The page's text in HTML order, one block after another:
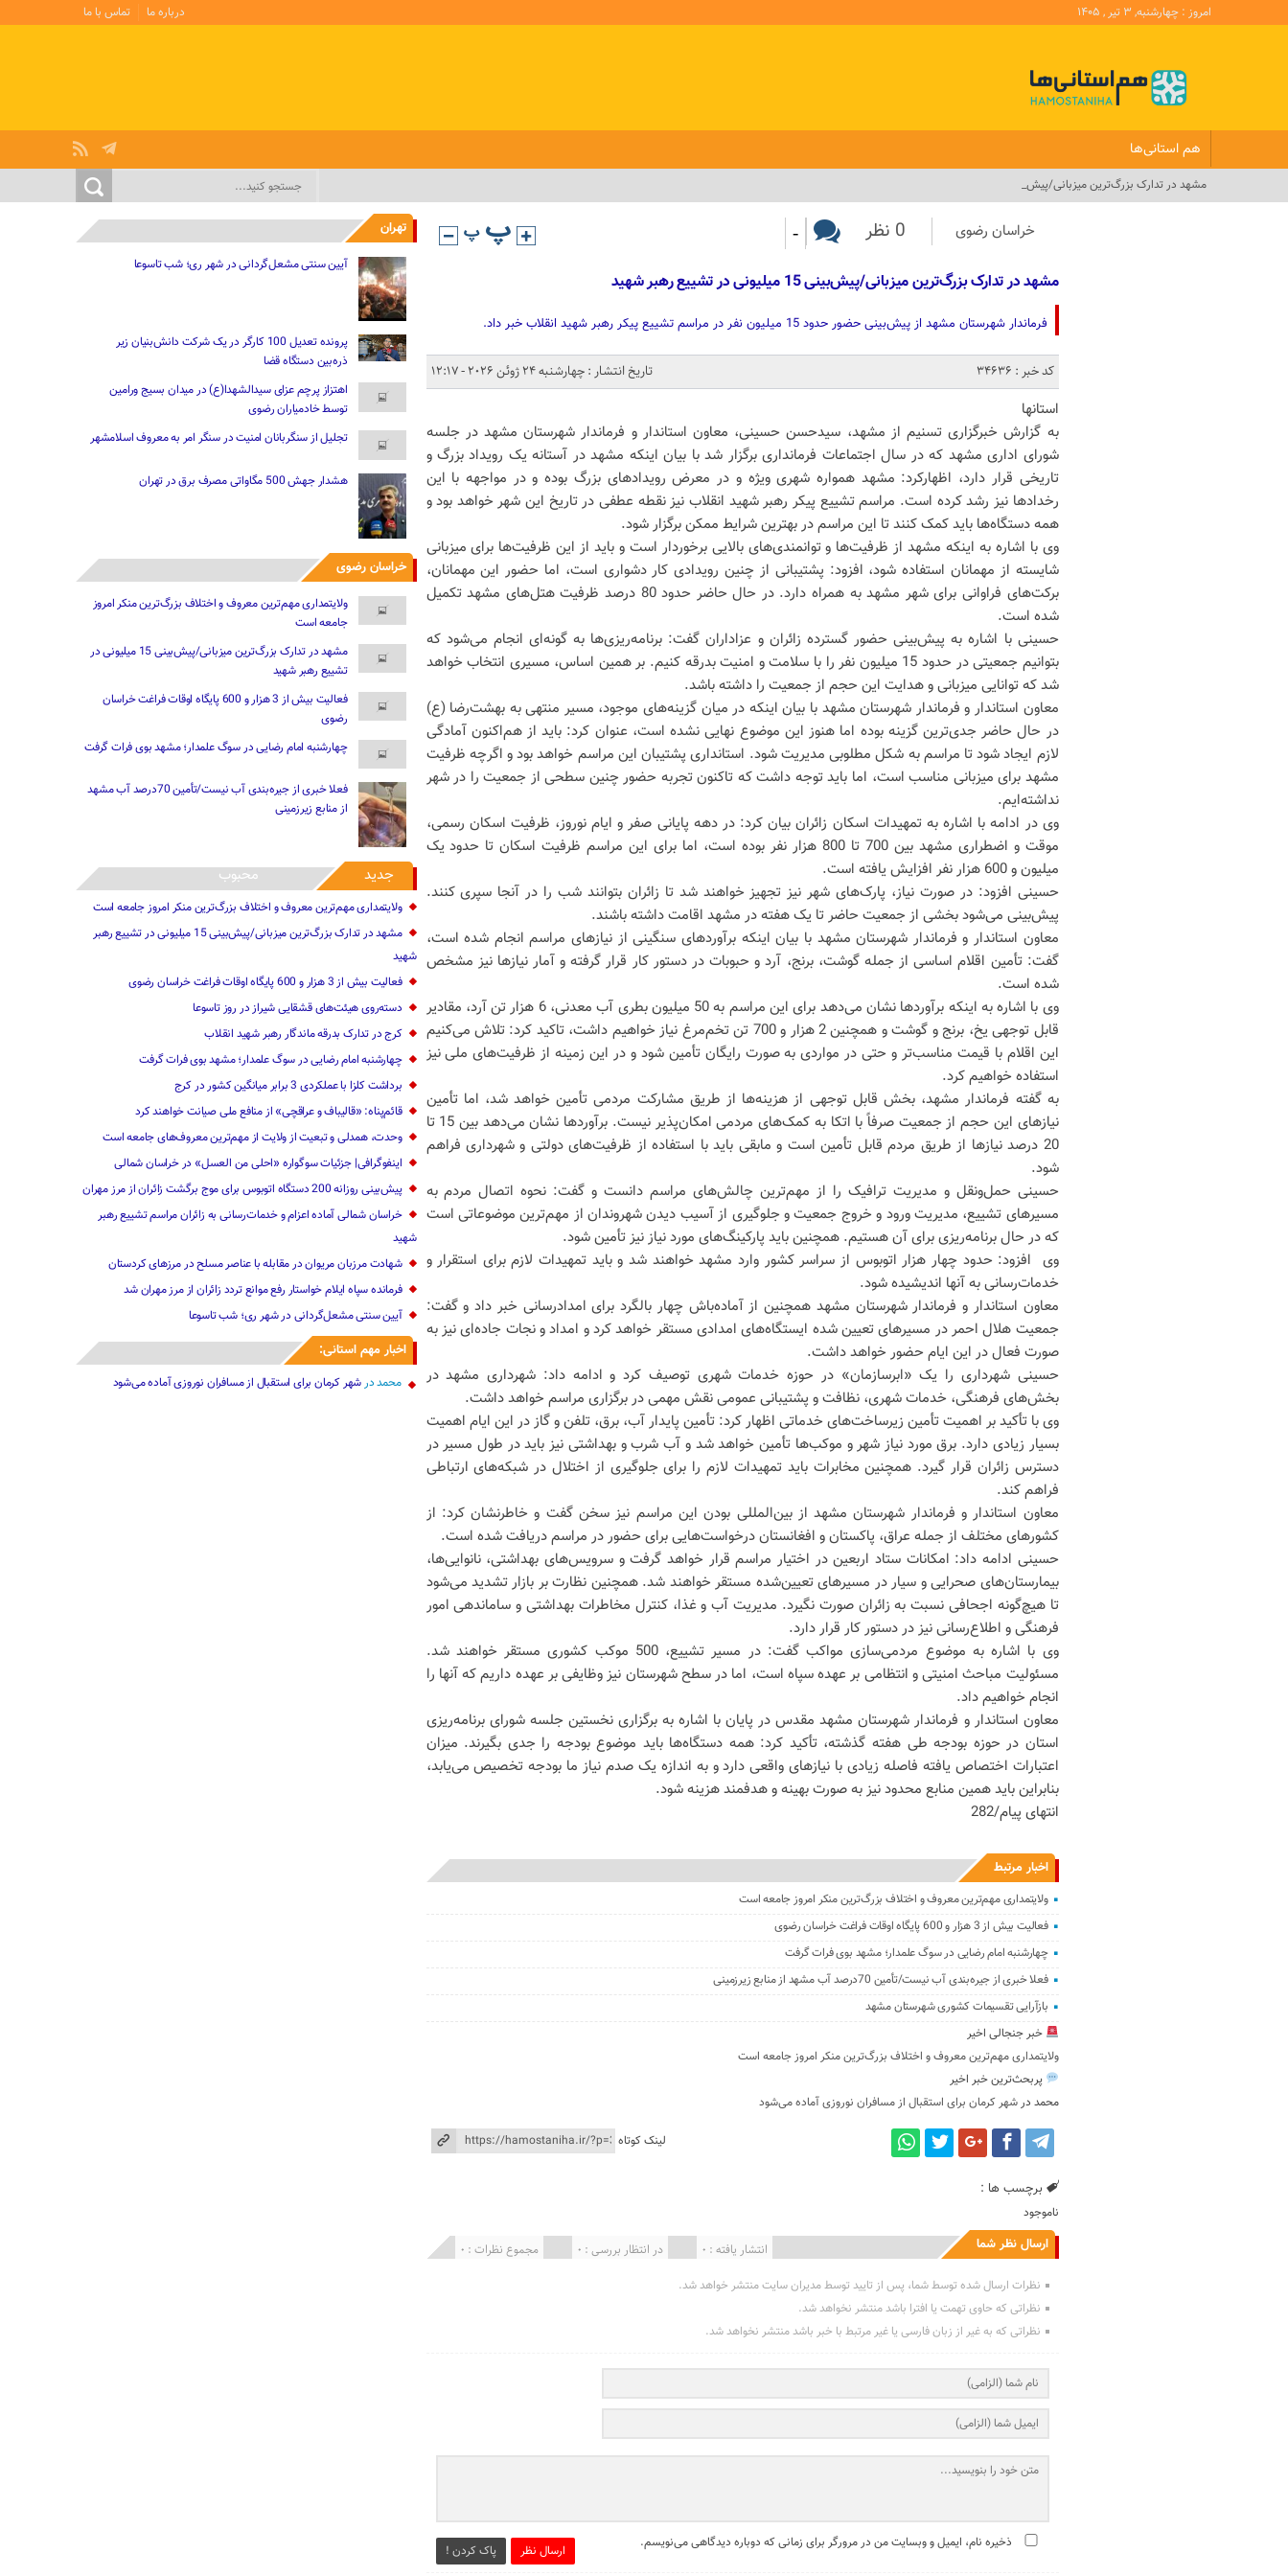
امروز : چهارشنبه, ۳ تیر , ۱۴۰۵ درباره ما تماس با ما
هم استانی‌ها
مشهد در تدارک بزرگ‌ترین میزبانی/پیش‌بینی 15 میل_
خراسان رضوی 0 نظر -
مشهد در تدارک بزرگ‌ترین میزبانی/پیش‌بینی 15 میلیونی در تشییع رهبر شهید
فرماندار شهرستان مشهد از پیش‌بینی حضور حدود 15 میلیون نفر در مراسم تشییع پیکر رهبر شهید انقلاب خبر داد.
کد خبر : 34636
تاریخ انتشار : چهارشنبه 24 ژوئن 2026 - 12:17
استانها
به گزارش خبرگزاری تسنیم از مشهد، سیدحسن حسینی، معاون استاندار و فرماندار شهرستان مشهد در جلسه
شورای اداری مشهد که در سال اجتماعات فرمانداری برگزار شد با بیان اینکه مشهد در آستانه یک رویداد بزرگ و
تاریخی قرار دارد، اظهارکرد: مشهد همواره شهری ویژه و در معرض رویداد‌های بزرگ بوده و در مواجهه با این
رخداد‌ها نیز رشد کرده است. مراسم تشییع پیکر رهبر شهید انقلاب نیز نقطه عطفی در تاریخ این شهر خواهد بود و
همه دستگاه‌ها باید کمک کنند تا این مراسم در بهترین شرایط ممکن برگزار شود.
وی با اشاره به اینکه مشهد از ظرفیت‌ها و توانمندی‌های بالایی برخوردار است و باید از این ظرفیت‌ها برای میزبانی
شایسته از مهمانان استفاده شود، افزود: پشتیبانی از چنین رویدادی کار دشواری است، اما حضور این مهمانان،
برکت‌های فراوانی برای شهر مشهد به همراه دارد. در حال حاضر حدود 80 درصد ظرفیت هتل‌های مشهد تکمیل
شده است.
حسینی با اشاره به پیش‌بینی حضور گسترده زائران و عزاداران گفت: برنامه‌ریزی‌ها به گونه‌ای انجام می‌شود که
بتوانیم جمعیتی در حدود 15 میلیون نفر را با سلامت و امنیت بدرقه کنیم. بر همین اساس، مسیری انتخاب خواهد
شد که توانایی میزبانی و هدایت این حجم از جمعیت را داشته باشد.
معاون استاندار و فرماندار شهرستان مشهد با بیان اینکه در میان گزینه‌های موجود، مسیر منتهی به بهشت‌رضا (ع)
در حال حاضر جدی‌ترین گزینه بوده اما هنوز این موضوع نهایی نشده است، عنوان کرد: باید از هم‌اکنون آمادگی
لازم ایجاد شود تا مراسم به شکل مطلوبی مدیریت شود. استانداری پشتیبان این مراسم خواهد بود و اگرچه ظرفیت
مشهد برای میزبانی مناسب است، اما باید توجه داشت که تاکنون تجربه حضور چنین سطحی از جمعیت را در شهر
نداشته‌ایم.
وی در ادامه با اشاره به تمهیدات اسکان زائران بیان کرد: در دهه پایانی صفر و ایام نوروز، ظرفیت اسکان رسمی،
موقت و اضطراری مشهد بین 700 تا 800 هزار نفر بوده است، اما برای این مراسم ظرفیت اسکان تا حدود یک
میلیون و 600 هزار نفر افزایش یافته است.
حسینی افزود: در صورت نیاز، پارک‌های شهر نیز تجهیز خواهند شد تا زائران بتوانند شب را در آنجا سپری کنند.
پیش‌بینی می‌شود بخشی از جمعیت حاضر تا یک هفته در مشهد اقامت داشته باشند.
معاون استاندار و فرماندار شهرستان مشهد با بیان اینکه برآورد‌های سنگینی از نیاز‌های مراسم انجام شده است،
گفت: تأمین اقلام اساسی از جمله گوشت، برنج، آرد و حبوبات در دستور کار قرار گرفته و آمار نیاز‌ها نیز مشخص
شده است.
وی با اشاره به اینکه برآورد‌ها نشان می‌دهد برای این مراسم به 50 میلیون بطری آب معدنی، 6 هزار تن آرد، مقادیر
قابل توجهی یخ، برنج و گوشت و همچنین 2 هزار و 700 تن تخم‌مرغ نیاز خواهیم داشت، تاکید کرد: تلاش می‌کنیم
این اقلام با قیمت مناسب‌تر و حتی در مواردی به صورت رایگان تأمین شود و در این زمینه از ظرفیت‌های ملی نیز
استفاده خواهیم کرد.
به گفته فرماندار مشهد، بخش قابل توجهی از هزینه‌ها از طریق مشارکت مردمی تأمین خواهد شد، اما تأمین
نیاز‌های این حجم از جمعیت صرفاً با اتکا به کمک‌های مردمی امکان‌پذیر نیست. برآورد‌ها نشان می‌دهد بین 15 تا
20 درصد نیاز‌ها از طریق مردم قابل تأمین است و مابقی باید با استفاده از ظرفیت‌های دولتی و شهرداری فراهم
شود.
حسینی حمل‌ونقل و مدیریت ترافیک را از مهم‌ترین چالش‌های مراسم دانست و گفت: نحوه اتصال مردم به
مسیر‌های تشییع، مدیریت ورود و خروج جمعیت و جلوگیری از آسیب دیدن شهروندان از مهم‌ترین موضوعاتی است
که در حال برنامه‌ریزی برای آن هستیم. همچنین باید پارکینگ‌های مورد نیاز نیز تأمین شود.
وی افزود: حدود چهار هزار اتوبوس از سراسر کشور وارد مشهد خواهند شد و باید تمهیدات لازم برای استقرار و
خدمات‌رسانی به آنها اندیشیده شود.
معاون استاندار و فرماندار شهرستان مشهد همچنین از آماده‌باش چهار بالگرد برای امدادرسانی خبر داد و گفت:
جمعیت هلال احمر در مسیر‌های تعیین‌ شده ایستگاه‌های امدادی مستقر خواهد کرد و امداد و نجات جاده‌ای نیز به
صورت فعال در این ایام حضور خواهد داشت.
حسینی شهرداری را یک «ابرسازمان» در حوزه خدمات شهری توصیف کرد و ادامه داد: شهرداری مشهد در
بخش‌های فرهنگی، خدمات شهری، نظافت و پشتیبانی عمومی نقش مهمی در برگزاری مراسم خواهد داشت.
وی با تأکید بر اهمیت تأمین زیرساخت‌های خدماتی اظهار کرد: تأمین پایدار آب، برق، تلفن و گاز در این ایام اهمیت
بسیار زیادی دارد. برق مورد نیاز شهر و موکب‌ها تأمین خواهد شد و آب شرب و بهداشتی نیز باید در طول مسیر در
دسترس زائران قرار گیرد. همچنین مخابرات باید تمهیدات لازم را برای جلوگیری از اختلال در شبکه‌های ارتباطی
فراهم کند.
معاون استاندار و فرماندار شهرستان مشهد از بین‌المللی بودن این مراسم نیز سخن گفت و خاطرنشان کرد: از
کشور‌های مختلف از جمله عراق، پاکستان و افغانستان درخواست‌هایی برای حضور در مراسم دریافت شده است.
حسینی ادامه داد: امکانات ستاد اربعین در اختیار مراسم قرار خواهد گرفت و سرویس‌های بهداشتی، نانوایی‌ها،
بیمارستان‌های صحرایی و سیار در مسیر‌های تعیین‌شده مستقر خواهند شد. همچنین نظارت بر بازار تشدید می‌شود
تا هیچ‌گونه اجحافی نسبت به زائران صورت نگیرد. مدیریت آب و غذا، کنترل مخاطرات بهداشتی و ساماندهی امور
فرهنگی و اطلاع‌رسانی نیز در دستور کار قرار دارد.
وی با اشاره به موضوع مردمی‌سازی مواکب گفت: در مسیر تشییع، 500 موکب کشوری مستقر خواهند شد.
مسئولیت مباحث امنیتی و انتظامی بر عهده سپاه است، اما در سطح شهرستان نیز وظایفی بر عهده داریم که آنها را
انجام خواهیم داد.
معاون استاندار و فرماندار شهرستان مشهد مقدس در پایان با اشاره به برگزاری نخستین جلسه شورای برنامه‌ریزی
استان در حوزه بودجه طی هفته گذشته، تأکید کرد: همه دستگاه‌ها باید موضوع بودجه را جدی بگیرند. میزان
اعتبارات اختصاص یافته فاصله زیادی با نیاز‌های واقعی دارد و به اندازه یک صدم نیاز ما بودجه تخصیص می‌یابد،
بنابراین باید همین منابع محدود نیز به صورت بهینه و هدفمند هزینه شود.
انتهای پیام/282
اخبار مرتبط
ولایتمداری مهم‌ترین معروف و اختلاف بزرگ‌ترین منکر امروز جامعه است
فعالیت بیش از 3 هزار و 600 پایگاه اوقات فراغت خراسان رضوی
چهارشنبه امام رضایی در سوگ علمدار؛ مشهد بوی فرات گرفت
فعلا خبری از جیره‌بندی آب نیست/تأمین 70درصد آب مشهد از منابع زیرزمینی
بازآرایی تقسیمات کشوری شهرستان مشهد
خبر جنجالی اخیر
ولایتمداری مهم‌ترین معروف و اختلاف بزرگ‌ترین منکر امروز جامعه است
پربحث‌ترین خبر اخیر
محمد درشهر کرمان برای استقبال از مسافران نوروزی آماده می‌شود
لینک کوتاه
برچسب ها :
ناموجود
ارسال نظر شما مجموع نظرات : 0 در انتظار بررسی : 0 انتشار یافته : 0
نظرات ارسال شده توسط شما، پس از تایید توسط مدیران سایت منتشر خواهد شد.
نظراتی که حاوی تهمت یا افترا باشد منتشر نخواهد شد.
نظراتی که به غیر از زبان فارسی یا غیر مرتبط با خبر باشد منتشر نخواهد شد.
ارسال نظر پاک کردن ! ذخیره نام، ایمیل و وبسایت من در مرورگر برای زمانی که دوباره دیدگاهی می‌نویسم.
تهران
آیین سنتی مشعل‌گردانی در شهر ری؛ شب تاسوعا
پرونده تعدیل 100 کارگر در یک شرکت دانش‌بنیان زیر
ذره‌بین دستگاه قضا
اهتزاز پرچم عزای سیدالشهدا(ع) در میدان بسیج ورامین
توسط خادمیاران رضوی
تجلیل از سنگربانان امنیت در سنگر امر به معروف اسلامشهر
هشدار جهش 500 مگاواتی مصرف برق در تهران
خراسان رضوی
ولایتمداری مهم‌ترین معروف و اختلاف بزرگ‌ترین منکر امروز
جامعه است
مشهد در تدارک بزرگ‌ترین میزبانی/پیش‌بینی 15 میلیونی در
تشییع رهبر شهید
فعالیت بیش از 3 هزار و 600 پایگاه اوقات فراغت خراسان
رضوی
چهارشنبه امام رضایی در سوگ علمدار؛ مشهد بوی فرات گرفت
فعلا خبری از جیره‌بندی آب نیست/تأمین 70درصد آب مشهد
از منابع زیرزمینی
جدید محبوب
ولایتمداری مهم‌ترین معروف و اختلاف بزرگ‌ترین منکر امروز جامعه است
مشهد در تدارک بزرگ‌ترین میزبانی/پیش‌بینی 15 میلیونی در تشییع رهبر
شهید
فعالیت بیش از 3 هزار و 600 پایگاه اوقات فراغت خراسان رضوی
دسته‌روی هیئت‌های قشقایی شیراز در روز تاسوعا
کرج در تدارک بدرقه ماندگار رهبر شهید انقلاب
چهارشنبه امام رضایی در سوگ علمدار؛ مشهد بوی فرات گرفت
برداشت کلزا با عملکردی 3 برابر میانگین کشور در کرج
قائم‌پناه‌: «قالیباف و عراقچی» ‌از ‌منافع ملی ‌صیانت خواهند کرد‌
وحدت، همدلی و تبعیت از ولایت از مهم‌ترین معروف‌های جامعه است
اینفوگرافی| جزئیات سوگواره «احلی من العسل» در خراسان شمالی
پیش‌بینی روزانه 200 دستگاه اتوبوس برای موج برگشت زائران از مرز مهران
خراسان شمالی آماده اعزام و خدمات‌رسانی به زائران مراسم تشییع رهبر
شهید
شهادت مرزبان مریوان در مقابله با عناصر مسلح در مرزهای کردستان
فرمانده سپاه ایلام خواستار رفع موانع تردد زائران از مرز مهران شد
آیین سنتی مشعل‌گردانی در شهر ری؛ شب تاسوعا
اخبار مهم استانی:
محمددرشهر کرمان برای استقبال از مسافران نوروزی آماده می‌شود